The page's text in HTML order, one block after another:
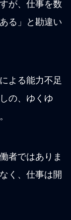
が、仕事を数
る」と勘違い
よる能力不足
の、ゆくゆ
者ではありま
く、仕事は開